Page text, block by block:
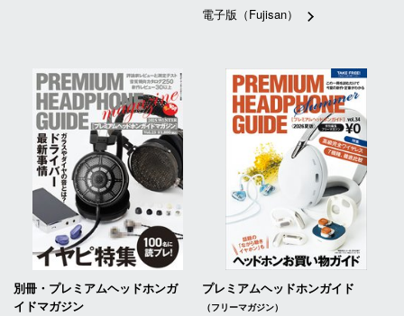
電子版（Fujisan）
別冊・プレミアムヘッドホンガ
イドマガジン
プレミアムヘッドホンガイド
（フリーマガジン）